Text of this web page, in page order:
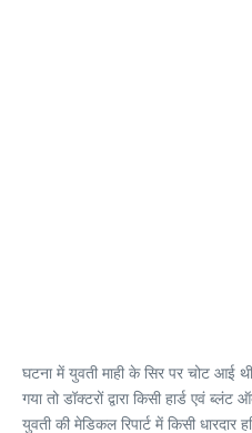
घटना में युवती माही के सिर पर चोट आई
गया तो डॉक्टरों द्वारा किसी हार्ड एवं
युवती की मेडिकल रिपार्ट में किसी